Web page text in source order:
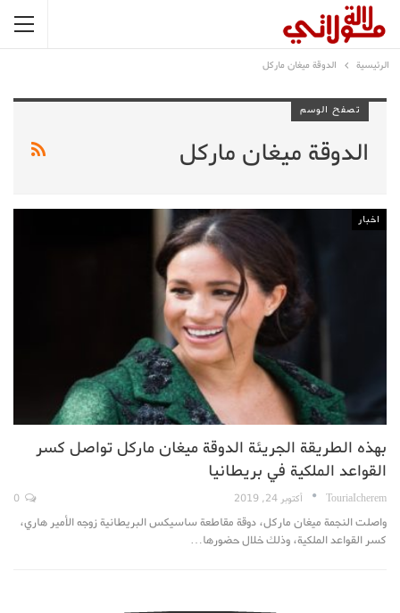
الرئيسية الدوقة ميغان ماركل
تصفح الوسم
الدوقة ميغان ماركل
اخبار
بهذه الطريقة الجريئة الدوقة ميغان ماركل تواصل كسر
القواعد الملكية في بريطانيا
TouriaIcherem أكتوبر 24, 2019
واصلت النجمة ميغان ماركل، دوقة مقاطعة ساسيكس البريطانية زوجه الأمير هاري،
كسر القواعد الملكية، وذلك خلال حضورها…